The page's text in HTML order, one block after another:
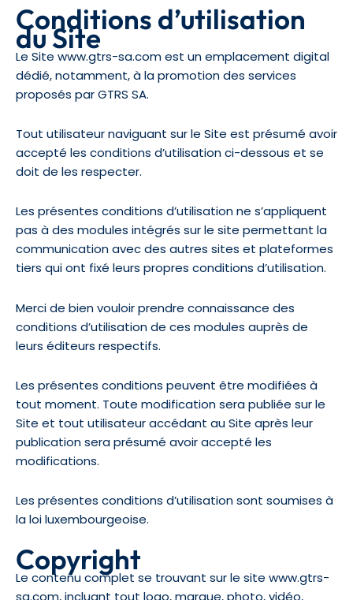
Conditions d’utilisation
du Site
Le Site www.gtrs-sa.com est un emplacement digital
dédié, notamment, à la promotion des services
proposés par GTRS SA.
Tout utilisateur naviguant sur le Site est présumé avoir
accepté les conditions d’utilisation ci-dessous et se
doit de les respecter.
Les présentes conditions d’utilisation ne s’appliquent
pas à des modules intégrés sur le site permettant la
communication avec des autres sites et plateformes
tiers qui ont fixé leurs propres conditions d’utilisation.
Merci de bien vouloir prendre connaissance des
conditions d’utilisation de ces modules auprès de
leurs éditeurs respectifs.
Les présentes conditions peuvent être modifiées à
tout moment. Toute modification sera publiée sur le
Site et tout utilisateur accédant au Site après leur
publication sera présumé avoir accepté les
modifications.
Les présentes conditions d’utilisation sont soumises à
la loi luxembourgeoise.
Copyright
Le contenu complet se trouvant sur le site www.gtrs-
sa.com, incluant tout logo, marque, photo, vidéo,